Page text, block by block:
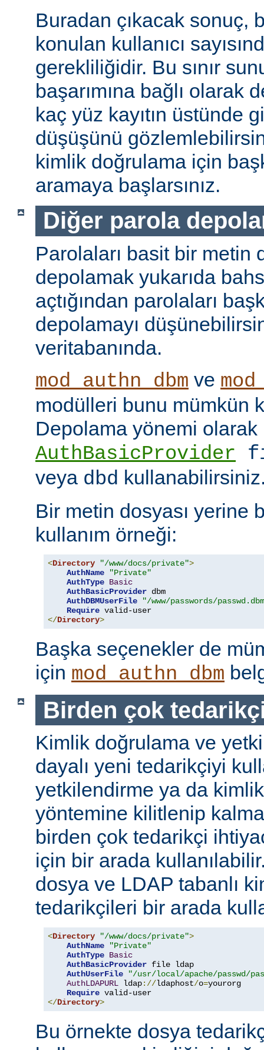
Buradan çıkacak sonuç,
konulan kullanıcı
gerekliliğidir. Bu sınır
başarımına bağlı olarak
kaç yüz kayıtın üstünde
düşüşünü
kimlik doğrulama için
aramaya başlarsınız.
Diğer parola
Parolaları basit bir metin
depolamak yukarıda
açtığından parolaları
depolamayı
veritabanında.
mod_authn_dbm ve
modülleri bunu mümkün
Depolama yönemi olarak
AuthBasicProvider
veya dbd
Bir metin dosyası yerine
kullanım örneği:
<Directory "/www/docs/private">
AuthName
"Private"
AuthType Basic
AuthBasicProvider dbm
AuthDBMUserFile
"/www/passwords/
Require
</Directory>
Başka seçenekler de
için mod_authn_dbm
Birden çok
Kimlik doğrulama ve
dayalı yeni tedarikçiyi
yetkilendirme ya da
yöntemine kilitlenip
birden çok tedarikçi
için bir arada
dosya ve LDAP tabanlı
tedarikçileri bir arada
<Directory "/www/docs/private">
AuthName
"Private"
AuthType Basic
AuthBasicProvider file ldap
AuthUserFile
"/usr/local/apache/passwd/
AuthLDAPURL ldap://ldaphost/o=yourorg
Require
</Directory>
Bu örnekte dosya